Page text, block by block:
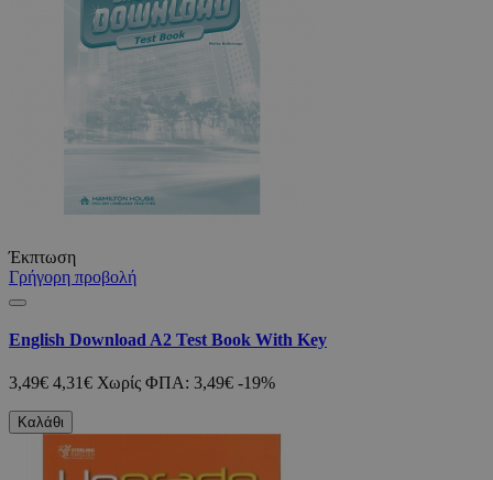
Έκπτωση
Γρήγορη προβολή
English Download A2 Test Book With Key
3,49€ 4,31€ Χωρίς ΦΠΑ: 3,49€ -19%
Καλάθι